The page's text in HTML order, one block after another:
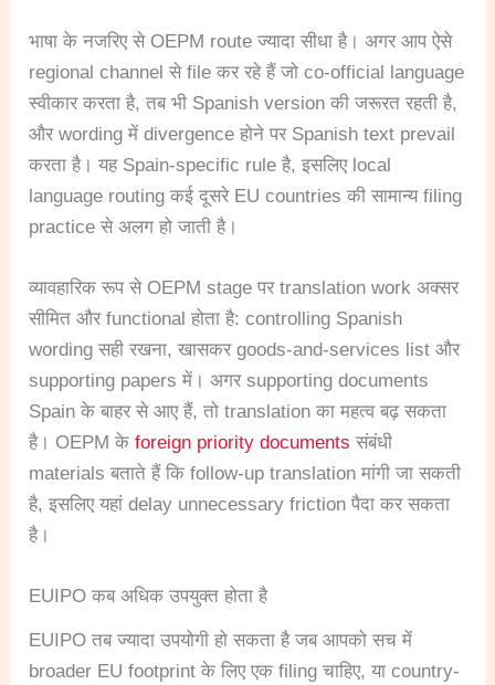
भाषा के नजरिए से OEPM route ज्यादा सीधा है। अगर आप ऐसे
regional channel से file कर रहे हैं जो co-official language
स्वीकार करता है, तब भी Spanish version की जरूरत रहती है,
और wording में divergence होने पर Spanish text prevail
करता है। यह Spain-specific rule है, इसलिए local
language routing कई दूसरे EU countries की सामान्य filing
practice से अलग हो जाती है।
व्यावहारिक रूप से OEPM stage पर translation work अक्सर
सीमित और functional होता है: controlling Spanish
wording सही रखना, खासकर goods-and-services list और
supporting papers में। अगर supporting documents
Spain के बाहर से आए हैं, तो translation का महत्व बढ़ सकता
है। OEPM केforeign priority documents संबंधी
materials बताते हैं कि follow-up translation मांगी जा सकती
है, इसलिए यहां delay unnecessary friction पैदा कर सकता
है।
EUIPO कब अधिक उपयुक्त होता है
EUIPO तब ज्यादा उपयोगी हो सकता है जब आपको सच में
broader EU footprint के लिए एक filing चाहिए, या country-